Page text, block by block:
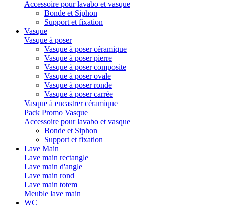
Accessoire pour lavabo et vasque
Bonde et Siphon
Support et fixation
Vasque
Vasque à poser
Vasque à poser céramique
Vasque à poser pierre
Vasque à poser composite
Vasque à poser ovale
Vasque à poser ronde
Vasque à poser carrée
Vasque à encastrer céramique
Pack Promo Vasque
Accessoire pour lavabo et vasque
Bonde et Siphon
Support et fixation
Lave Main
Lave main rectangle
Lave main d'angle
Lave main rond
Lave main totem
Meuble lave main
WC